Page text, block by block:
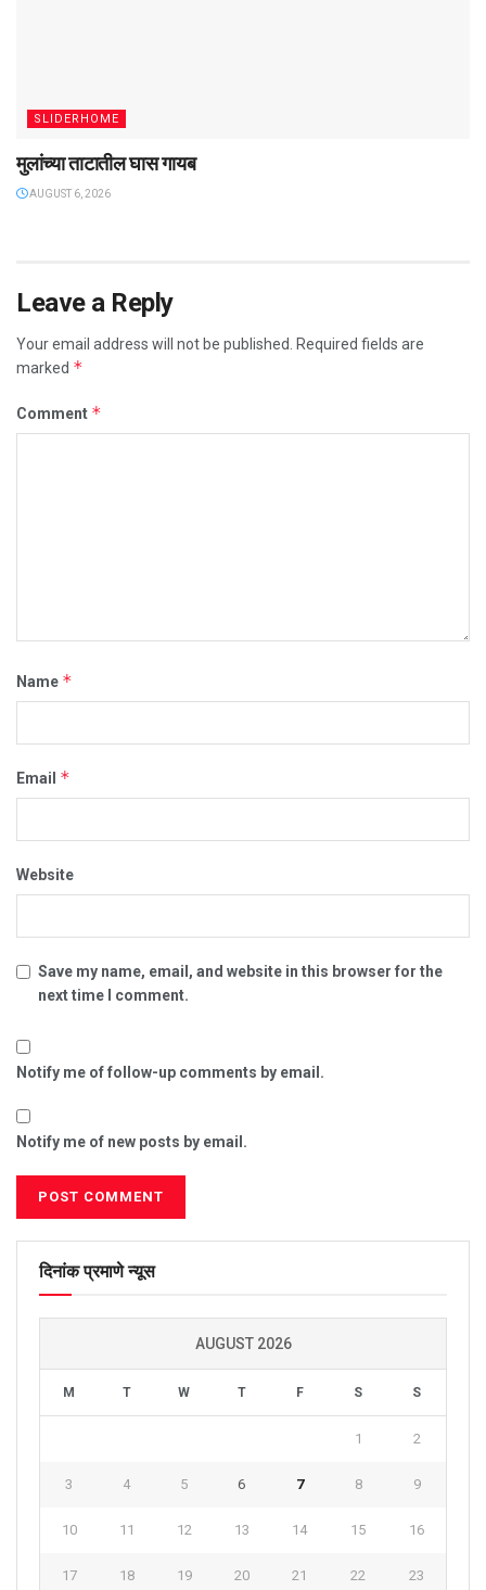
SLIDERHOME
मुलांच्या ताटातील घास गायब
AUGUST 6, 2026
Leave a Reply
Your email address will not be published.
Required fields are
marked *
Comment *
Name *
Email *
Website
Save my name, email, and website in this browser for the
next time I comment.
Notify me of follow-up comments by email.
Notify me of new posts by email.
दिनांक प्रमाणे न्यूस
AUGUST 2026
M T W T F S S
1 2
3 4 5 6 7 8 9
10 11 12 13 14 15 16
17 18 19 20 21 22 23